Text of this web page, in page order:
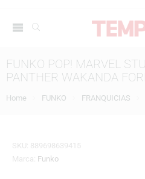
FUNKO POP! MARVEL
PANTHER WAKANDA
Home FUNKO FRANQUICIAS
SKU: 889698639415
Marca: Funko